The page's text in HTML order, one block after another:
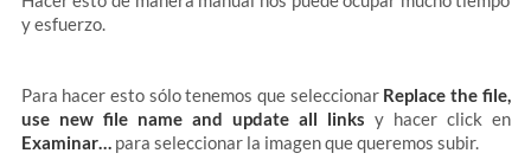
y esfuerzo.
Para hacer esto sólo tenemos que seleccionar Replace the file,
use new file name and update all links y hacer click en
Examinar…para seleccionar la imagen que queremos subir.